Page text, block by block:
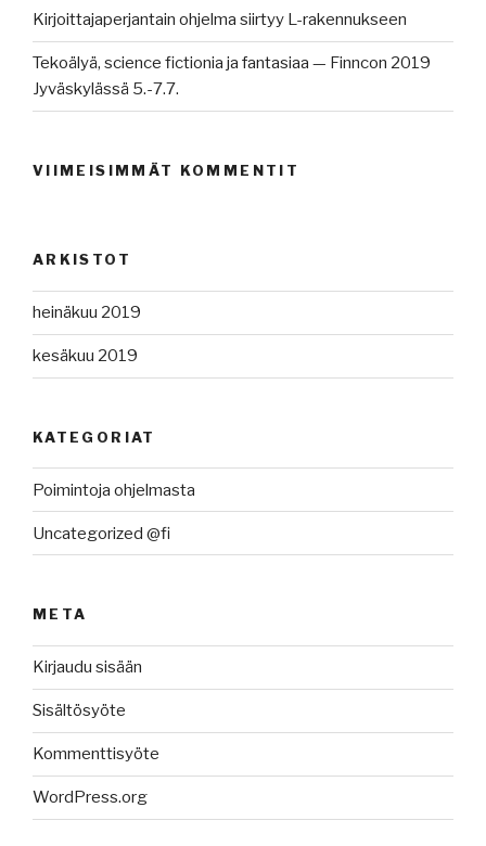
Kirjoittajaperjantain ohjelma siirtyy L-rakennukseen
Tekoälyä, science fictionia ja fantasiaa — Finncon 2019
Jyväskylässä 5.-7.7.
VIIMEISIMMÄT KOMMENTIT
ARKISTOT
heinäkuu 2019
kesäkuu 2019
KATEGORIAT
Poimintoja ohjelmasta
Uncategorized @fi
META
Kirjaudu sisään
Sisältösyöte
Kommenttisyöte
WordPress.org